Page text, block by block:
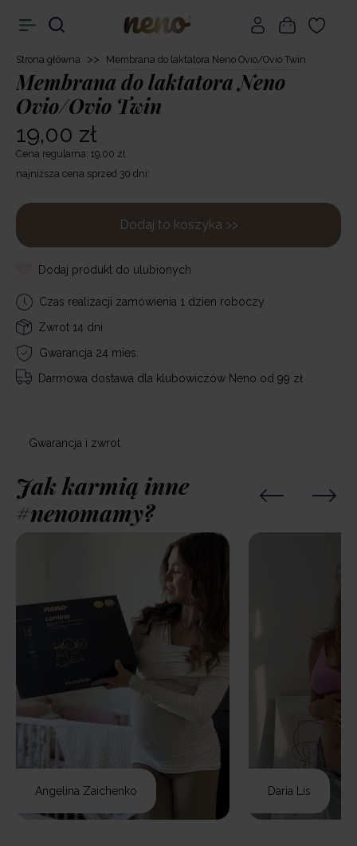
Strona główna >> Membrana do laktatora Neno Ovio/Ovio Twin
Membrana do laktatora Neno
Ovio/Ovio Twin
19,00 zł
Cena regularna: 19,00 zł
najniższa cena sprzed 30 dni:
Dodaj to koszyka >>
Dodaj produkt do ulubionych
Czas realizacji zamówienia 1 dzien roboczy
Zwrot 14 dni
Gwarancja 24 mies.
Darmowa dostawa dla klubowiczów Neno od 99 zł
Gwarancja i zwrot
Jak karmią inne
#nenomamy?
Angelina Zaichenko Daria Lis